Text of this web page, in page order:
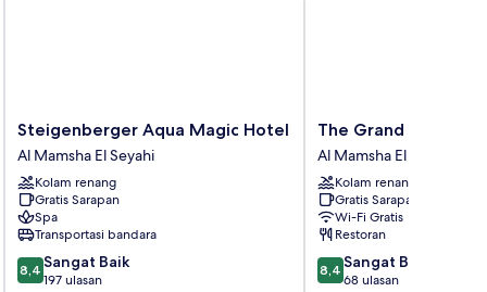
Steigenberger
Aqua
Magic
Hotel
Al
Mamsha
El
Seyahi
Steigenberger Aqua Magic Hotel
Al Mamsha El Seyahi
Kolam renang
Gratis Sarapan
Spa
Transportasi bandara
8.4
dari
8,4 Sangat Baik
197 ulasan
The
Grand
Resort
Hurghada
Al
Mamsha
El
Seyahi
The Grand Resort
Al Mamsha El Seyahi
Kolam renang
Gratis Sarapan
Wi-Fi Gratis
Restoran
8.4
dari
8,4 Sangat Baik
68 ulasan